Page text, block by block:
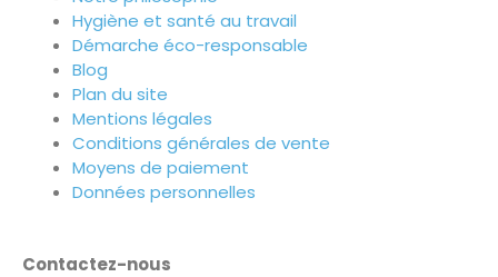
Hygiène et santé au travail
Démarche éco-responsable
Blog
Plan du site
Mentions légales
Conditions générales de vente
Moyens de paiement
Données personnelles
Contactez-nous